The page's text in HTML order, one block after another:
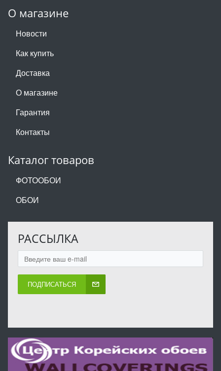
О магазине
Новости
Как купить
Доставка
О магазине
Гарантия
Контакты
Каталог товаров
ФОТООБОИ
ОБОИ
РАССЫЛКА
ПОДПИСАТЬСЯ